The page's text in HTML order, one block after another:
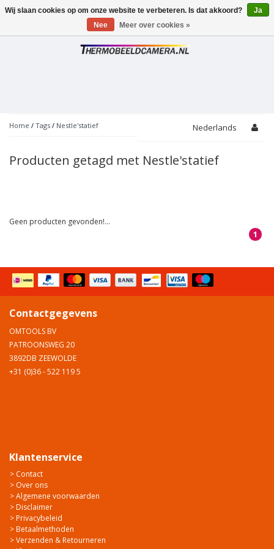
Toggle
Home / Tags / Nestle'statief Nederlands
Producten getagd met Nestle'statief
Geen producten gevonden!...
1
Contactgegevens
OMTOOLS BV
PATROONSWEG 20
3892DB ZEEWOLDE
+31 (0)36 - 522 119 5
Klantenservice
> Contact
> Over ons
> Algemene voorwaarden
> Disclaimer
> Privacybeleid
> Betaalmethoden
> Verzenden & Retourneren
Wij slaan cookies op om onze website te verbeteren. Is dat akkoord?
Ja
Nee
Meer over cookies »